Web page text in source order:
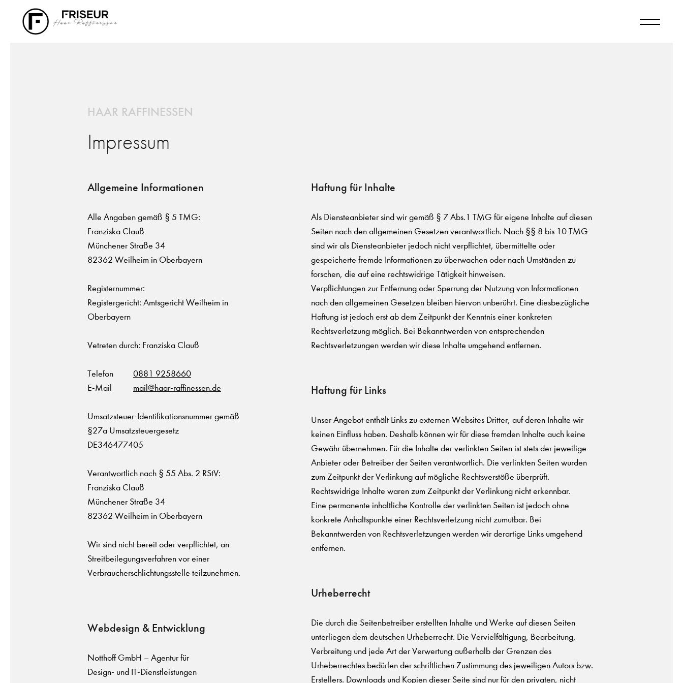
HAAR RAFFINESSEN
Impressum
Allgemeine Informationen
Alle Angaben gemäß § 5 TMG:
Franziska Clauß
Münchener Straße 34
82362 Weilheim in Oberbayern
Registernummer:
Registergericht: Amtsgericht Weilheim in
Oberbayern
Vetreten durch: Franziska Clauß
Telefon
0881 9258660
E-Mail
mail@haar-raffinessen.de
Umsatzsteuer-Identifikationsnummer gemäß
§27a Umsatzsteuergesetz
DE346477405
Verantwortlich nach § 55 Abs. 2 RStV:
Franziska Clauß
Münchener Straße 34
82362 Weilheim in Oberbayern
Wir sind nicht bereit oder verpflichtet, an
Streitbeilegungsverfahren vor einer
Verbraucherschlichtungsstelle teilzunehmen.
Webdesign & Entwicklung
Notthoff GmbH – Agentur für
Design- und IT-Dienstleistungen
Haftung für Inhalte
Als Diensteanbieter sind wir gemäß § 7 Abs.1 TMG für eigene Inhalte auf diesen
Seiten nach den allgemeinen Gesetzen verantwortlich. Nach §§ 8 bis 10 TMG
sind wir als Diensteanbieter jedoch nicht verpflichtet, übermittelte oder
gespeicherte fremde Informationen zu überwachen oder nach Umständen zu
forschen, die auf eine rechtswidrige Tätigkeit hinweisen.
Verpflichtungen zur Entfernung oder Sperrung der Nutzung von Informationen
nach den allgemeinen Gesetzen bleiben hiervon unberührt. Eine diesbezügliche
Haftung ist jedoch erst ab dem Zeitpunkt der Kenntnis einer konkreten
Rechtsverletzung möglich. Bei Bekanntwerden von entsprechenden
Rechtsverletzungen werden wir diese Inhalte umgehend entfernen.
Haftung für Links
Unser Angebot enthält Links zu externen Websites Dritter, auf deren Inhalte wir
keinen Einfluss haben. Deshalb können wir für diese fremden Inhalte auch keine
Gewähr übernehmen. Für die Inhalte der verlinkten Seiten ist stets der jeweilige
Anbieter oder Betreiber der Seiten verantwortlich. Die verlinkten Seiten wurden
zum Zeitpunkt der Verlinkung auf mögliche Rechtsverstöße überprüft.
Rechtswidrige Inhalte waren zum Zeitpunkt der Verlinkung nicht erkennbar.
Eine permanente inhaltliche Kontrolle der verlinkten Seiten ist jedoch ohne
konkrete Anhaltspunkte einer Rechtsverletzung nicht zumutbar. Bei
Bekanntwerden von Rechtsverletzungen werden wir derartige Links umgehend
entfernen.
Urheberrecht
Die durch die Seitenbetreiber erstellten Inhalte und Werke auf diesen Seiten
unterliegen dem deutschen Urheberrecht. Die Vervielfältigung, Bearbeitung,
Verbreitung und jede Art der Verwertung außerhalb der Grenzen des
Urheberrechtes bedürfen der schriftlichen Zustimmung des jeweiligen Autors bzw.
Erstellers. Downloads und Kopien dieser Seite sind nur für den privaten, nicht